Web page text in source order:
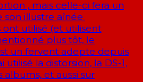
, mais celle-ci fera un
son illustre aînée.
utilisé (et utilisent
plus tôt, le
un fervent adepte depuis
utilisé la distorsion, la DS-1,
et aussi sur